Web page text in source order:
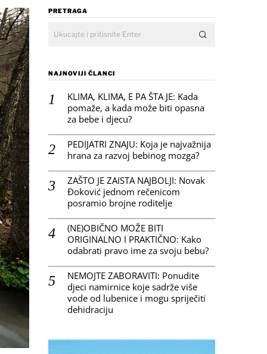
PRETRAGA
NAJNOVIJI ČLANCI
KLIMA, KLIMA, E PA ŠTA JE: Kada
pomaže, a kada može biti opasna
za bebe i djecu?
PEDIJATRI ZNAJU: Koja je najvažnija
hrana za razvoj bebinog mozga?
ZAŠTO JE ZAISTA NAJBOLJI: Novak
Đoković jednom rečenicom
posramio brojne roditelje
(NE)OBIČNO MOŽE BITI
ORIGINALNO I PRAKTIČNO: Kako
odabrati pravo ime za svoju bebu?
NEMOJTE ZABORAVITI: Ponudite
djeci namirnice koje sadrže više
vode od lubenice i mogu spriječiti
dehidraciju